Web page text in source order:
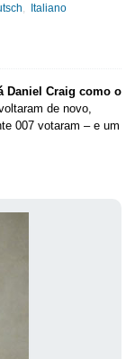
Italiano
Daniel Craig como o
de novo,
007 votaram – e um